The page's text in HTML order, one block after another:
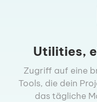
Utilities,
Zugriff auf eine
Tools, die dein
das tägliche